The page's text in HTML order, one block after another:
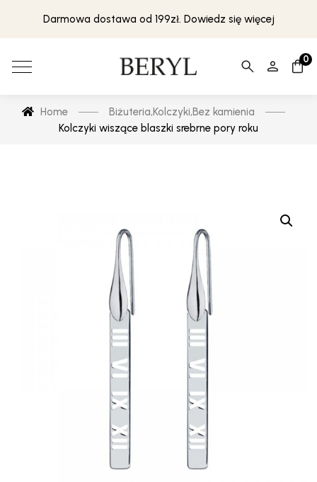
Darmowa dostawa od 199zł. Dowiedz się więcej
0
Home Biżuteria,Kolczyki,Bez kamienia
Kolczyki wiszące blaszki srebrne pory roku